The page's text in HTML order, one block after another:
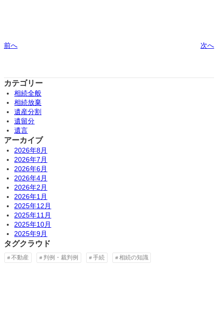
前へ 次へ
カテゴリー
相続全般
相続放棄
遺産分割
遺留分
遺言
アーカイブ
2026年8月
2026年7月
2026年6月
2026年4月
2026年2月
2026年1月
2025年12月
2025年11月
2025年10月
2025年9月
タグクラウド
不動産 判例・裁判例 手続 相続の知識